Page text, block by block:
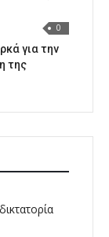
0
για την
της